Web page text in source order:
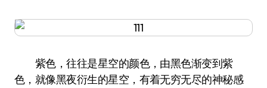
紫色，往往是星空的颜色，由黑色渐变到紫
色，就像黑夜衍生的星空，有着无穷无尽的神秘感